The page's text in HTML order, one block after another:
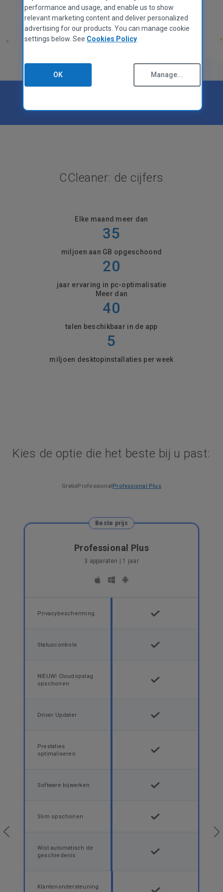
CCleaner: de cijfers
Elke maand meer dan
35
miljoen aan GB opgeschoond
20
jaar ervaring in pc-optimalisatie
Meer dan
40
talen beschikbaar in de app
5
miljoen desktopinstallaties per week
Kies de optie die het beste bij u past:
GratisProfessionalProfessional Plus
Beste prijs
Professional Plus
3 apparaten | 1 jaar
Privacybescherming
Statuscontrole
NIEUW! Cloudopslag
opschonen
Driver Updater
Prestaties
optimaliseren
Software bijwerken
Slim opschonen
Wist automatisch de
geschiedenis
Klantenondersteuning
performance and usage, and enable us to show
relevant marketing content and deliver personalized
advertising for our products. You can manage cookie
settings below. See Cookies Policy
OK Manage...